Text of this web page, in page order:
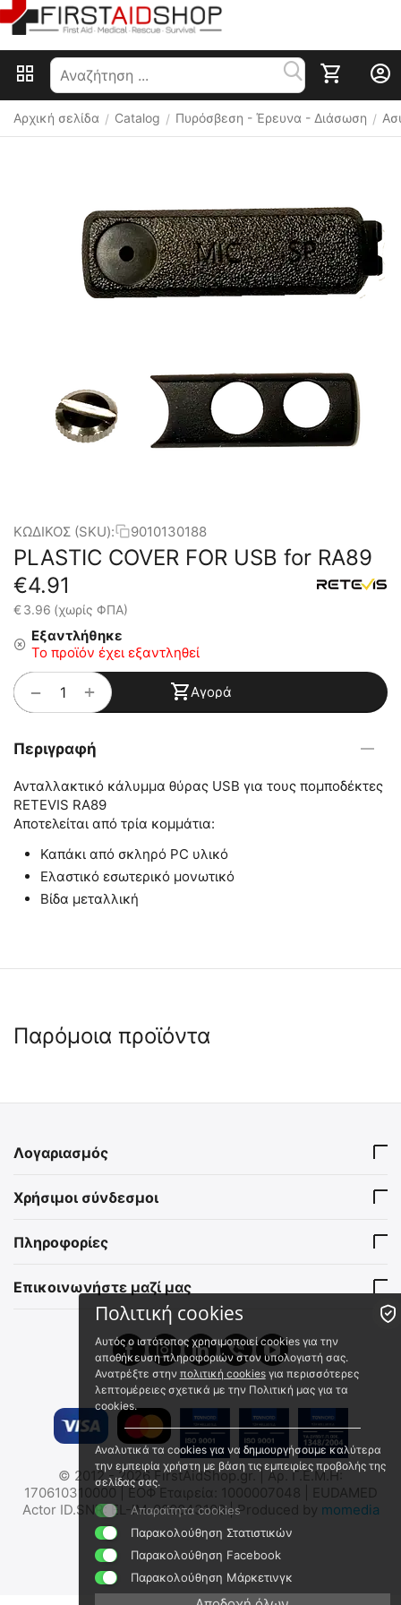
Αρχική σελίδα / Catalog / Πυρόσβεση - Έρευνα - Διάσωση /
ΚΩΔΙΚΟΣ (SKU): 9010130188
PLASTIC COVER FOR USB for RA89
€4.91
€3.96 (χωρίς ΦΠΑ)
Εξαντλήθηκε
Το προϊόν έχει εξαντληθεί
+
− Αγορά
Περιγραφή
Ανταλλακτικό κάλυμμα θύρας USB για τους πομποδέκτες
RETEVIS RA89
Αποτελείται από τρία κομμάτια:
Καπάκι από σκληρό PC υλικό
Ελαστικό εσωτερικό μονωτικό
Βίδα μεταλλική
Παρόμοια προϊόντα
ΒΑΣΗ ΦΟΡΤΙΣΗΣ RETEVIS
6x RB648P
Σε Απόθεμα
€52.34(χωρίς ΦΠΑ)
BELT CLIP RETEVIS for C1
BELT CLIP RETEVIS for
9010130186
Σε Απόθεμα
(χωρίς ΦΠΑ)
BELT CLIP RETEVIS for
RA79
9010130185
Σε Απόθεμα
€ 8.48
€ 6.84(χωρίς ΦΠΑ)
Λογαριασμός
Χρήσιμοι σύνδεσμοι
Πληροφορίες
Επικοινωνήστε μαζί μας
© 2012 - 2026 FirstAidShop.gr. | Αρ. Γ.Ε.Μ.Η:
170610310000 | ΕΟΦ Εταιρεία: 1000007048 | EUDAMED
Actor ID.SNR: EL-IM-000043108 | Produced by momedia
Πολιτική cookies
Αυτός ο ιστότοπος χρησιμοποιεί cookies για την
αποθήκευση πληροφοριών στον υπολογιστή σας.
Ανατρέξτε στην πολιτική cookiesγια περισσότερες
λεπτομέρειες σχετικά με την Πολιτική μας για τα
cookies.
Αναλυτικά τα cookies για να δημιουργήσουμε καλύτερα
την εμπειρία χρήστη με βάση τις εμπειρίες προβολής της
σελίδας σας.
Απαραίτητα cookies
Παρακολούθηση Στατιστικών
Παρακολούθηση Facebook
Παρακολούθηση Μάρκετινγκ